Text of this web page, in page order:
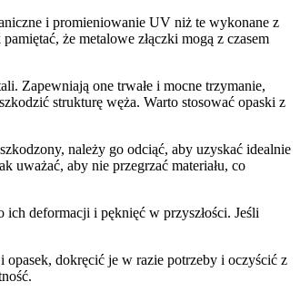
i promieniowanie UV niż te wykonane z
że metalowe złączki mogą z czasem
Zapewniają one trwałe i mocne trzymanie,
strukturę węża. Warto stosować opaski z
należy go odciąć, aby uzyskać idealnie
uważać, aby nie przegrzać materiału, co
deformacji i pęknięć w przyszłości. Jeśli
opasek, dokręcić je w razie potrzeby i oczyścić z